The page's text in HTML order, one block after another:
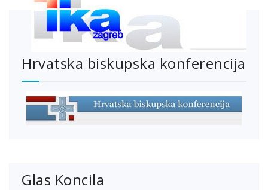
Hrvatska biskupska konferencija
Glas Koncila